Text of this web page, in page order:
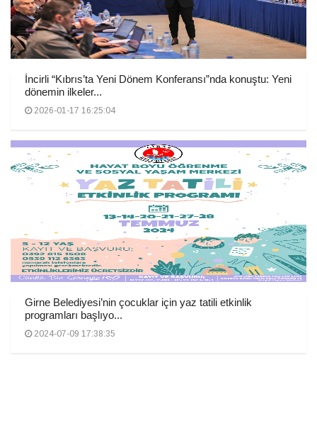
İncirli “Kıbrıs’ta Yeni Dönem Konferansı”nda konuştu: Yeni
dönemin ilkeler...
2026-01-17 16:25:04
Girne Belediyesi’nin çocuklar için yaz tatili etkinlik
programları başlıyo...
2024-07-09 17:38:35